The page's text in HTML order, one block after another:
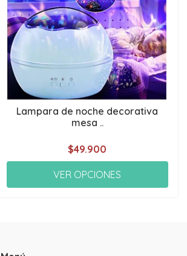
Lampara de noche decorativa
mesa ..
$49.900
VER OPCIONES